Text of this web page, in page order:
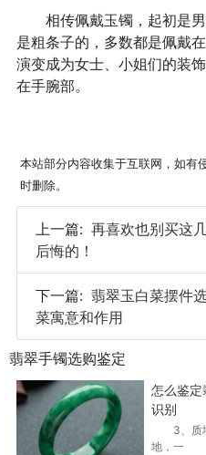
相传佩戴玉镯，起初是男
是粗条子的，多数都是佩戴
演变成为女士、小姐们的装
在手腕部。
本站部分内容收集于互联网，如有
时删除。
上一篇: 再喜欢也别买这
后悔的！
下一篇: 翡翠玉白菜摆件
菜寓意和作用
翡翠手镯选购鉴定
怎么鉴定
识别
3、质
地，一